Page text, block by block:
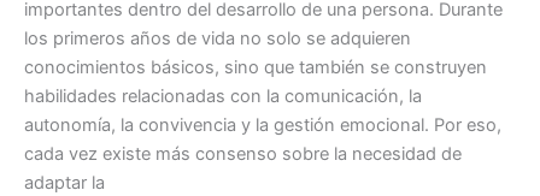
importantes dentro del desarrollo de una persona. Durante
los primeros años de vida no solo se adquieren
conocimientos básicos, sino que también se construyen
habilidades relacionadas con la comunicación, la
autonomía, la convivencia y la gestión emocional. Por eso,
cada vez existe más consenso sobre la necesidad de
adaptar la